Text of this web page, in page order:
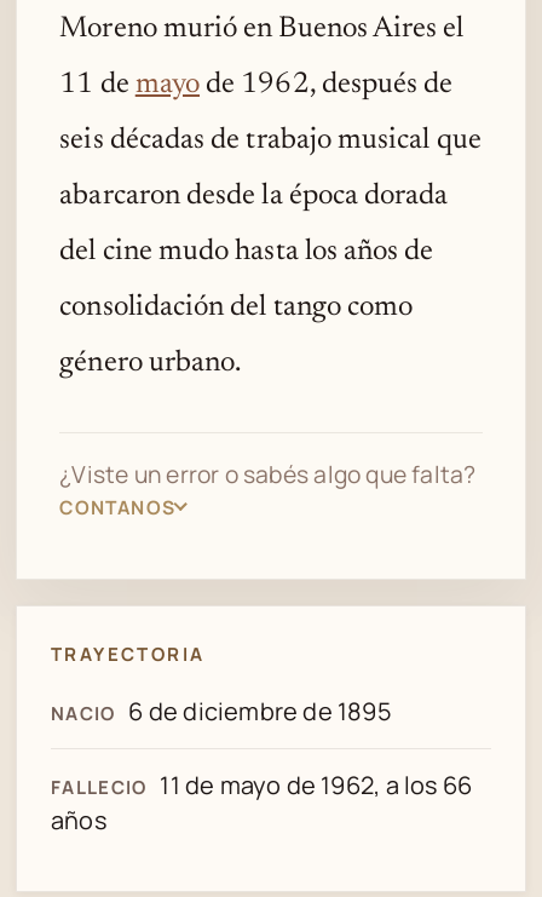
Moreno murió en Buenos Aires el
11 de mayo de 1962, después de
seis décadas de trabajo musical que
abarcaron desde la época dorada
del cine mudo hasta los años de
consolidación del tango como
género urbano.
¿Viste un error o sabés algo que falta?
CONTANOS
TRAYECTORIA
NACIO 6 de diciembre de 1895
FALLECIO
11 de mayo de 1962, a los 66
años